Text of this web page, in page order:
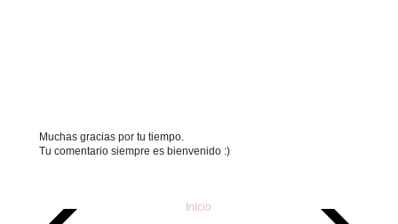
Muchas gracias por tu tiempo.
Tu comentario siempre es bienvenido :)
Inicio